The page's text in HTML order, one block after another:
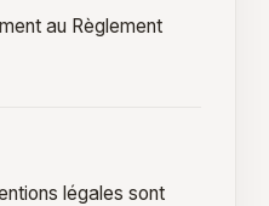
au Règlement
légales sont